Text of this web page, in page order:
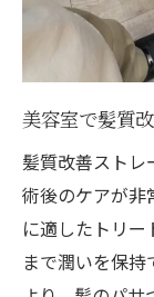
美容室で髪質
髪質改善スト
術後のケアが非
に適したトリ
まで潤いを保